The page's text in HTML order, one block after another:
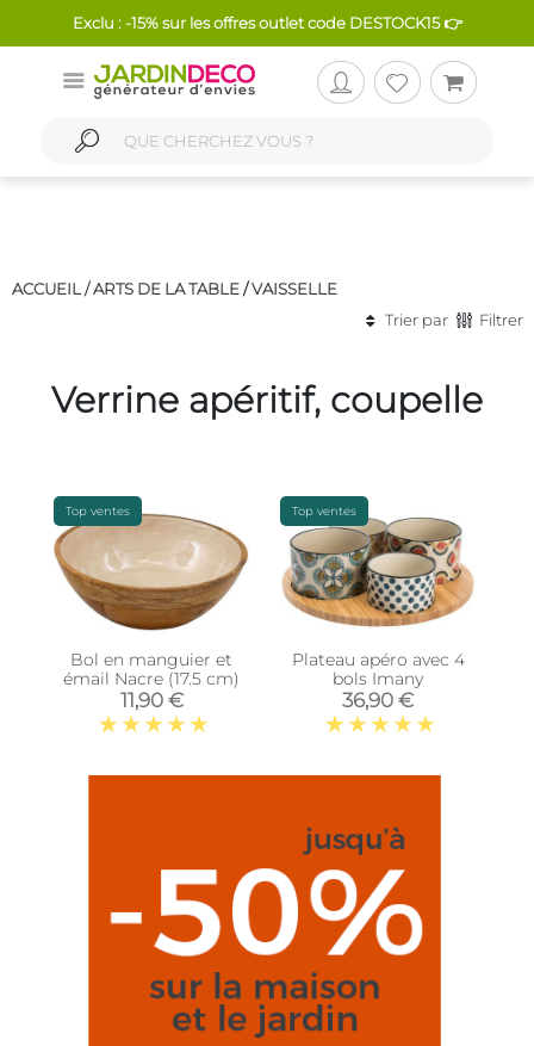
Exclu : -15% sur les offres outlet code DESTOCK15 👉
ACCUEIL /ARTS DE LA TABLE/VAISSELLE
Trier par
Filtrer
Verrine apéritif, coupelle
Top ventes
Bol en manguier et
émail Nacre (17.5 cm)
11,90 €
Top ventes
Plateau apéro avec 4
bols Imany
36,90 €